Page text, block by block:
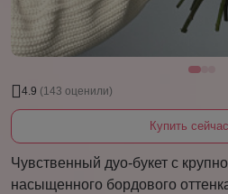
4.9 (143 оценили)
Купить сейчас
Чувственный дуо-букет с
насыщенного бордового